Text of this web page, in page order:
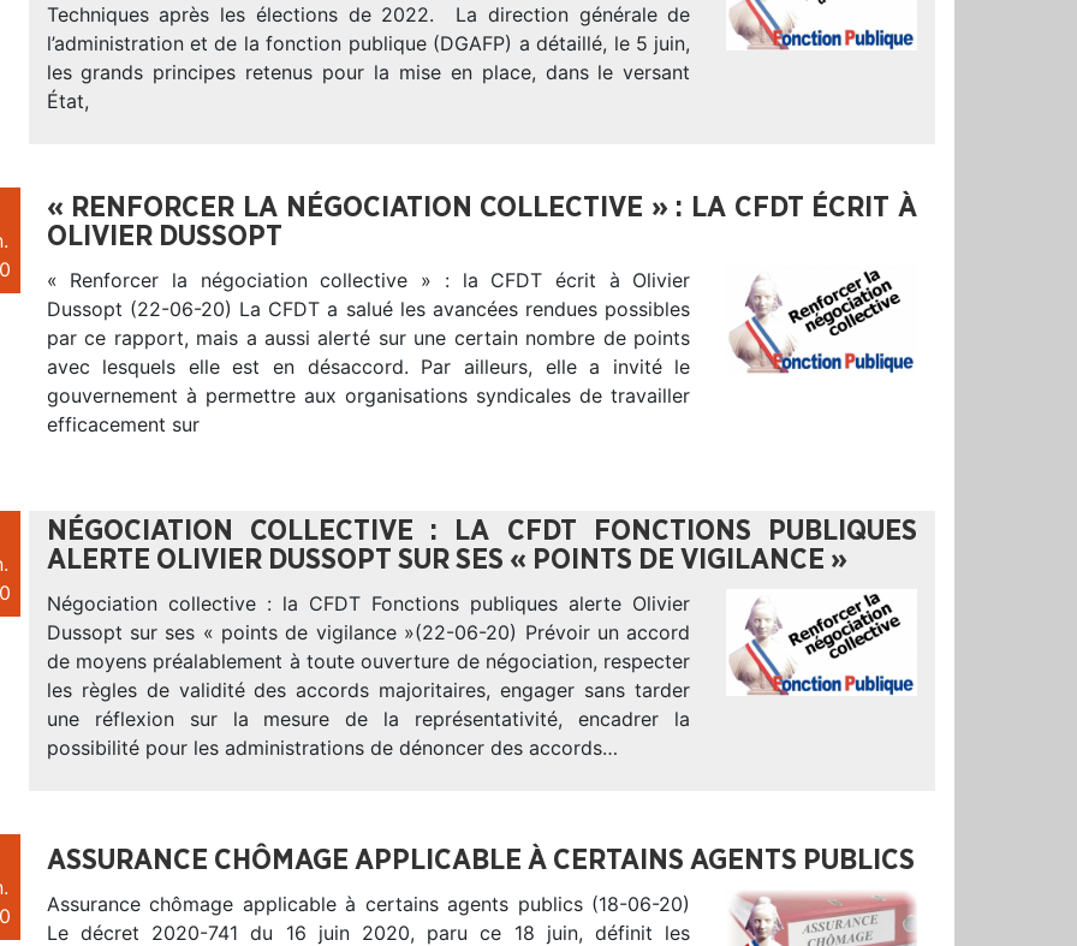
Techniques après les élections de 2022. La direction générale de
l’administration et de la fonction publique (DGAFP) a détaillé, le 5 juin,
les grands principes retenus pour la mise en place, dans le versant
État,
« RENFORCER LA NÉGOCIATION COLLECTIVE » : LA CFDT ÉCRIT À
OLIVIER DUSSOPT
« Renforcer la négociation collective » : la CFDT écrit à Olivier
Dussopt (22-06-20) La CFDT a salué les avancées rendues possibles
par ce rapport, mais a aussi alerté sur une certain nombre de points
avec lesquels elle est en désaccord. Par ailleurs, elle a invité le
gouvernement à permettre aux organisations syndicales de travailler
efficacement sur
NÉGOCIATION COLLECTIVE : LA CFDT FONCTIONS PUBLIQUES
ALERTE OLIVIER DUSSOPT SUR SES « POINTS DE VIGILANCE »
Négociation collective : la CFDT Fonctions publiques alerte Olivier
Dussopt sur ses « points de vigilance »(22-06-20) Prévoir un accord
de moyens préalablement à toute ouverture de négociation, respecter
les règles de validité des accords majoritaires, engager sans tarder
une réflexion sur la mesure de la représentativité, encadrer la
possibilité pour les administrations de dénoncer des accords…
ASSURANCE CHÔMAGE APPLICABLE À CERTAINS AGENTS PUBLICS
Assurance chômage applicable à certains agents publics (18-06-20)
Le décret 2020-741 du 16 juin 2020, paru ce 18 juin, définit les